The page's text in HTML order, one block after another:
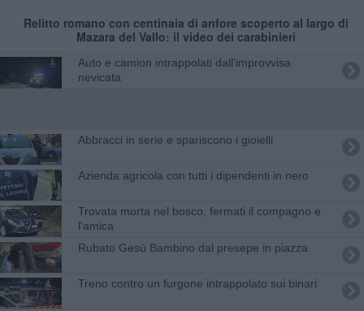
Relitto romano con centinaia di anfore scoperto al largo di
Mazara del Vallo: il video dei carabinieri
Auto e camion intrappolati dall'improvvisa
nevicata
Abbracci in serie e spariscono i gioielli
Azienda agricola con tutti i dipendenti in nero
Trovata morta nel bosco, fermati il compagno e
l'amica
Rubato Gesù Bambino dal presepe in piazza
Treno contro un furgone intrappolato sui binari